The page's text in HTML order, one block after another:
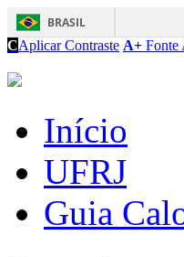
BRASIL
CAplicar Contraste A+ Fonte
Início
UFRJ
Guia